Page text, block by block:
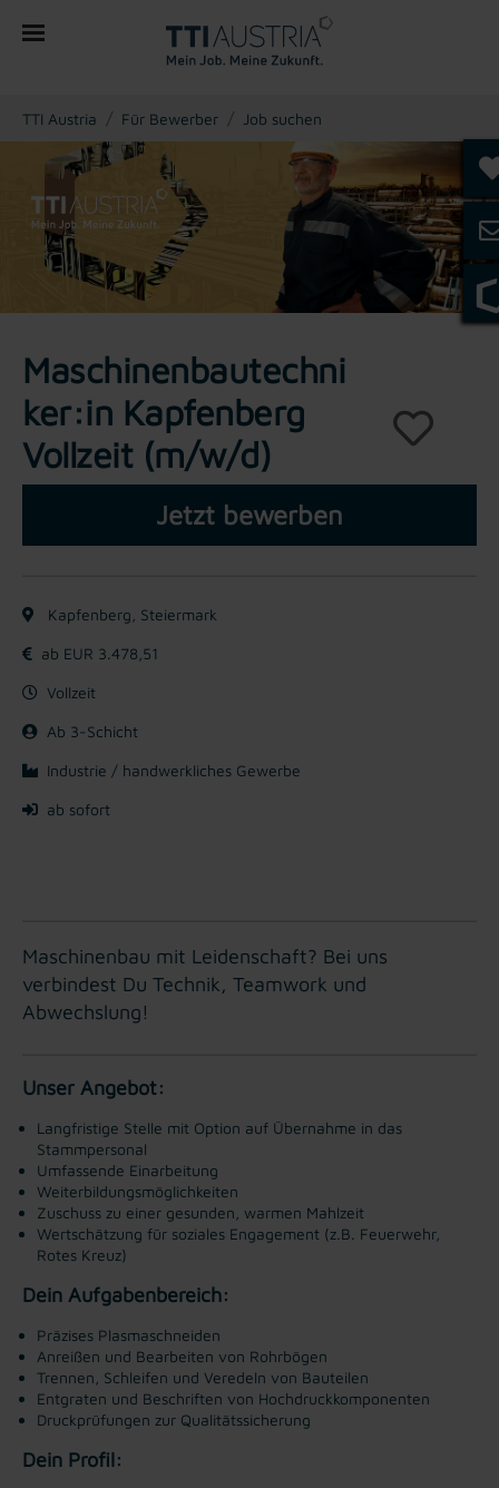
You are here:
TTI Austria Für Bewerber Job suchen
Maschinenbautechni
ker:in Kapfenberg
Vollzeit (m/w/d)
Jetzt bewerben
Kapfenberg, Steiermark
ab EUR 3.478,51
Vollzeit
Ab 3-Schicht
Industrie / handwerkliches Gewerbe
ab sofort
Maschinenbau mit Leidenschaft? Bei uns
verbindest Du Technik, Teamwork und
Abwechslung!
Unser Angebot:
Langfristige Stelle mit Option auf Übernahme in das
Stammpersonal
Umfassende Einarbeitung
Weiterbildungsmöglichkeiten
Zuschuss zu einer gesunden, warmen Mahlzeit
Wertschätzung für soziales Engagement (z.B. Feuerwehr,
Rotes Kreuz)
Dein Aufgabenbereich:
Präzises Plasmaschneiden
Anreißen und Bearbeiten von Rohrbögen
Trennen, Schleifen und Veredeln von Bauteilen
Entgraten und Beschriften von Hochdruckkomponenten
Druckprüfungen zur Qualitätssicherung
Dein Profil: